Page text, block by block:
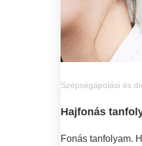
Szépségápolási és
Hajfonás
Fonás tanfolyam.